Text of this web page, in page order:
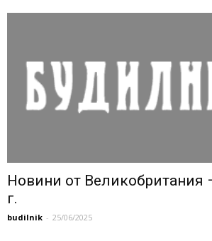
Новини от Великобритания
г.
budilnik - 25/06/2025